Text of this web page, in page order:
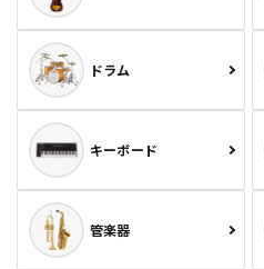
ドラム
キーボード
管楽器